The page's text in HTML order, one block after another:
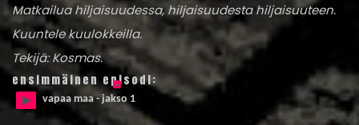
Matkailua hiljaisuudessa, hiljaisuudesta hiljaisuuteen.
Kuuntele kuulokkeilla.
Tekijä: Kosmas.
ensimmäinen episodi:
vapaa maa - jakso 1